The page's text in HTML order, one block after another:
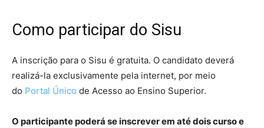
Como participar do Sisu
A inscrição para o Sisu é gratuita. O candidato deverá
realizá-la exclusivamente pela internet, por meio
do Portal Único de Acesso ao Ensino Superior.
O participante poderá se inscrever em até dois curso e